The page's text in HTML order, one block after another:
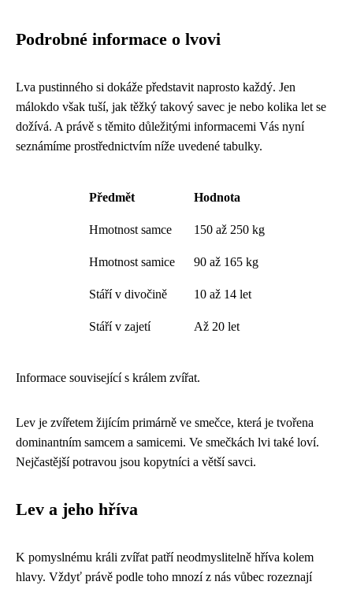
Podrobné informace o lvovi
Lva pustinného si dokáže představit naprosto každý. Jen
málokdo však tuší, jak těžký takový savec je nebo kolika let se
dožívá. A právě s těmito důležitými informacemi Vás nyní
seznámíme prostřednictvím níže uvedené tabulky.
Předmět Hodnota
Hmotnost samce 150 až 250 kg
Hmotnost samice 90 až 165 kg
Stáří v divočině 10 až 14 let
Stáří v zajetí Až 20 let
Informace související s králem zvířat.
Lev je zvířetem žijícím primárně ve smečce, která je tvořena
dominantním samcem a samicemi. Ve smečkách lvi také loví.
Nejčastější potravou jsou kopytníci a větší savci.
Lev a jeho hříva
K pomyslnému králi zvířat patří neodmyslitelně hříva kolem
hlavy. Vždyť právě podle toho mnozí z nás vůbec rozeznají